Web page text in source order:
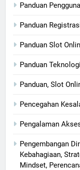
Panduan
Panduan
Panduan Slot
Panduan Teknologi
Panduan, Slot
Pencegahan
Pengalaman
Pengembangan
Kebahagiaan,
Mindset,